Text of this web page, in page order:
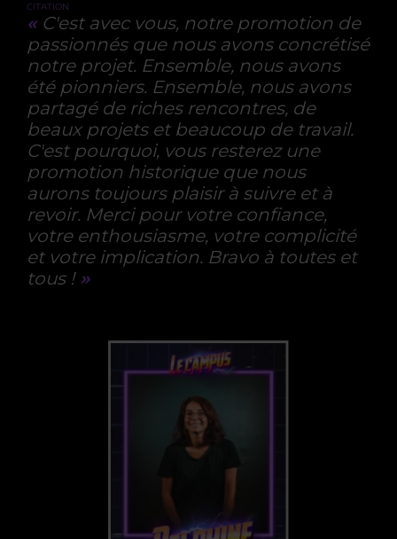
CITATION
« C'est avec vous, notre promotion de
passionnés que nous avons concrétisé
notre projet. Ensemble, nous avons
été pionniers. Ensemble, nous avons
partagé de riches rencontres, de
beaux projets et beaucoup de travail.
C'est pourquoi, vous resterez une
promotion historique que nous
aurons toujours plaisir à suivre et à
revoir. Merci pour votre confiance,
votre enthousiasme, votre complicité
et votre implication. Bravo à toutes et
tous !»